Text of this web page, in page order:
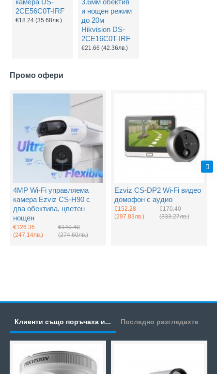
камера DS-
2CE56C0T-IRF
€18.24 (35.68лв.)
3.6мм обектив
и нощен режим
до 20м
Hikvision DS-
2CE16C0T-IRF
€21.66 (42.36лв.)
Промо офери
4MP Wi-Fi управляема
камера Ezviz CS-H90 с
два обектива, цветен
нощен
€126.36
(247.14лв.)
€140.40
(274.60лв.)
Ezviz CS-DP2 Wi-Fi видео
домофон с аудио
€152.28
(297.83лв.)
€170.40
(333.27лв.)
Клиенти също поръчаха и... Последно разгледахте